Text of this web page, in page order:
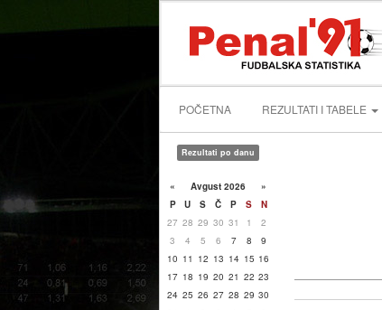
POČETNA REZULTATI I TABELE
Rezultati po danu
« Avgust 2026
»
P
U S Č P S
N
27 28 29 30 31 1
2
3
4 5 6 7 8
9
10 11 12 13 14 15 16
17 18 19 20 21 22 23
24 25 26 27 28 29 30